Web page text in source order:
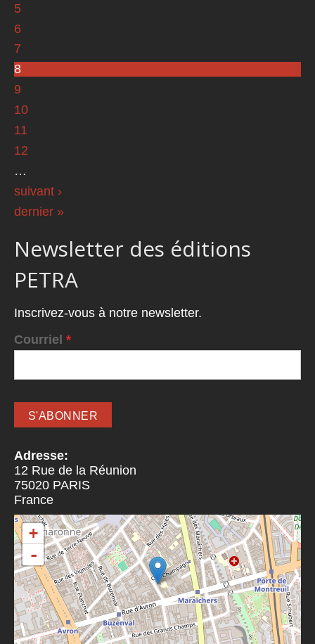
5
6
7
8
9
10
11
12
…
suivant ›
dernier »
Newsletter des éditions
PETRA
Inscrivez-vous à notre newsletter.
Courriel *
Adresse:
12 Rue de la Réunion
75020 PARIS
France
+
-